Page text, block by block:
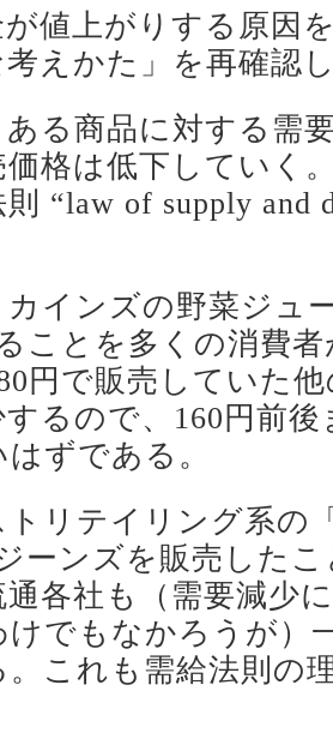
値上がりする原因
考えかた」を再確認
る商品に対する需
価格は低下していく
“law of supply and
インズの野菜ジュ
ことを多くの消費
円で販売していた
るので、160円前
ずである。
リテイリング系の
ーンズを販売した
各社も（需要減少
けでもなかろうが）
。これも需給法則の